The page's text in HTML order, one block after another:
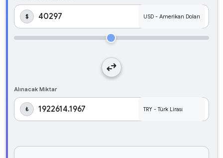
$
swap_horiz
Alınacak Miktar
₺